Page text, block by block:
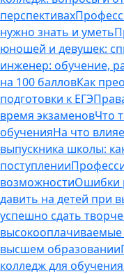
перспективах
нужно знать и уметь
юношей и девушек:
инженер: обучение,
на 100 балловКак
подготовки к ЕГЭ
время экзаменовЧто
обученияНа что
выпускника школы:
поступлении
возможностиОшибки
давить на детей при
успешно сдать
высшем образовании
колледж для обучения